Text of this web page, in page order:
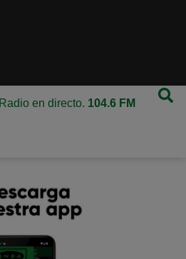
Radio en directo. 104.6 FM